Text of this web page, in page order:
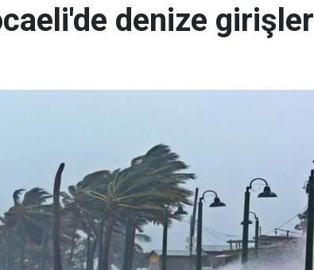
denize girişler